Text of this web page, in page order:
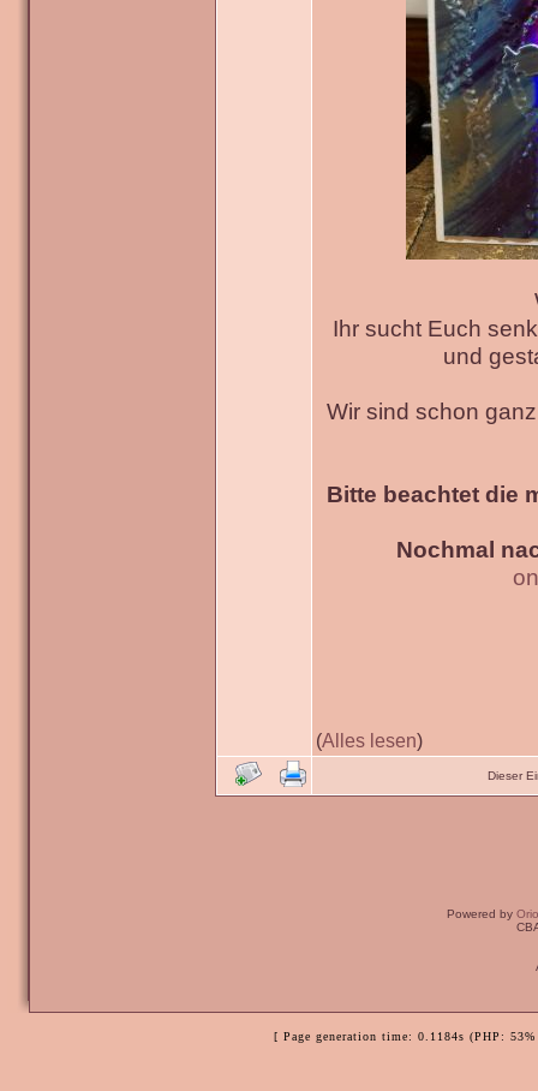
Ihr sucht Euch
und
Wir sind schon
Bitte beachtet die
Nochmal
(Alles lesen)
Dieser
Powered by
[ Page generation time: 0.1184s (PHP: